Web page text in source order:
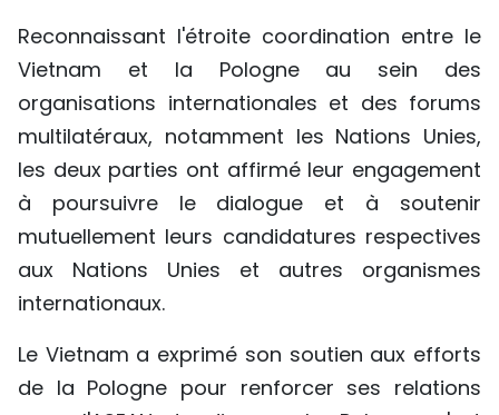
Reconnaissant l'étroite coordination entre le
Vietnam et la Pologne au sein des
organisations internationales et des forums
multilatéraux, notamment les Nations Unies,
les deux parties ont affirmé leur engagement
à poursuivre le dialogue et à soutenir
mutuellement leurs candidatures respectives
aux Nations Unies et autres organismes
internationaux.
Le Vietnam a exprimé son soutien aux efforts
de la Pologne pour renforcer ses relations